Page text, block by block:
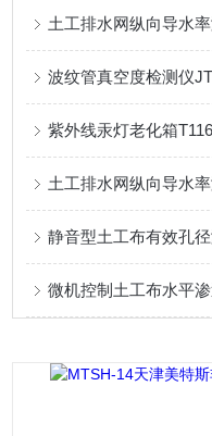
波纹管真空度检测仪
紫外线汞灯老化箱
静音型土工布有效孔
微机控制土工布水平